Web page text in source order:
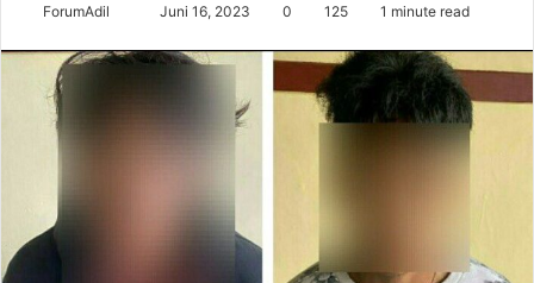
ForumAdil
email
Juni 16, 2023 0 125 1 minute read